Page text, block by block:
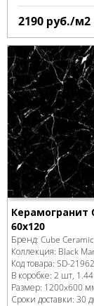
2190 руб./м2
Керамогранит
60x120
Бренд: Cube
Коллекция: Black
Код товара: SD-
В коробке: 2 шт,
Размер: 1200x600
Сроки доставки: 30